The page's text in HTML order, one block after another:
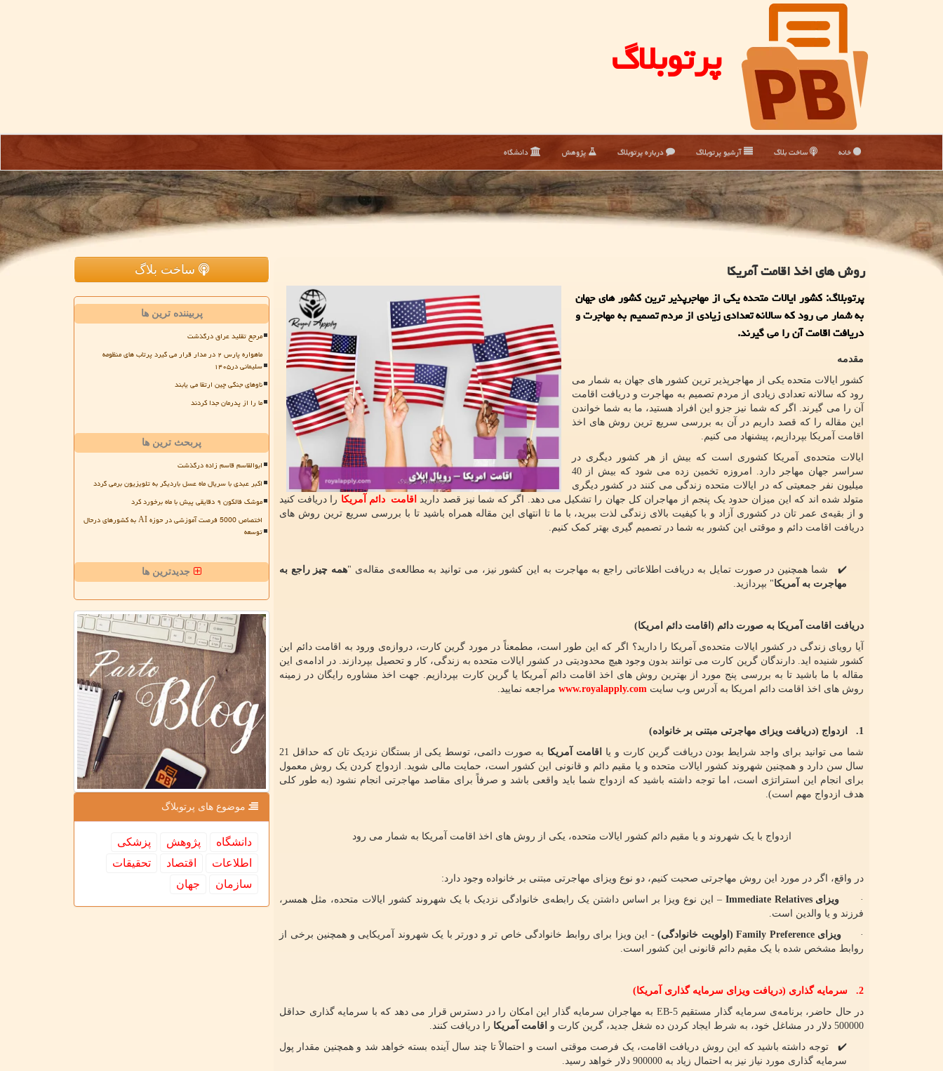
پرتوبلاگ
خانه ساخت بلاگ آرشیو پرتوبلاگ درباره پرتوبلاگ پژوهش دانشگاه
روش های اخذ اقامت آمریکا
پرتوبلاگ: کشور ایالات متحده یکی از مهاجر‌پذیر ترین کشور های جهان
به شمار می رود که سالانه تعدادی زیادی از مردم تصمیم به مهاجرت و
دریافت اقامت آن را می گیرند.
مقدمه
کشور ایالات متحده یکی از مهاجر‌پذیر ترین کشور های جهان به شمار می
رود که سالانه تعدادی زیادی از مردم تصمیم به مهاجرت و دریافت اقامت
آن را می گیرند. اگر که شما نیز جزو این افراد هستید، ما به شما خواندن
این مقاله را که قصد داریم در آن به بررسی سریع ترین روش های اخذ
اقامت آمریکا بپردازیم، پیشنهاد می کنیم.
ایالات متحده‌ی آمریکا کشوری است که بیش از هر کشور دیگری در
سراسر جهان مهاجر دارد. امروزه تخمین زده می شود که بیش از 40
میلیون نفر جمعیتی که در ایالات متحده زندگی می کنند در کشور دیگری
متولد شده اند که این میزان حدود یک پنجم از مهاجران کل جهان را تشکیل می دهد. اگر که شما نیز قصد دارید اقامت دائم آمریکا را دریافت کنید
و از بقیه‌ی عمر تان در کشوری آزاد و با کیفیت بالای زندگی لذت ببرید، با ما تا انتهای این مقاله همراه باشید تا با بررسی سریع ترین روش های
دریافت اقامت دائم و موقتی این کشور به شما در تصمیم گیری بهتر کمک کنیم.
✔️ شما همچنین در صورت تمایل به دریافت اطلاعاتی راجع به مهاجرت به این کشور نیز، می توانید به مطالعه‌ی مقاله‌ی "همه چیز راجع به
مهاجرت به آمریکا" بپردازید.
دریافت اقامت آمریکا به صورت دائم (اقامت دائم امریکا)
آیا رویای زندگی در کشور ایالات متحده‌ی آمریکا را دارید؟ اگر که این طور است، مطمعناً در مورد گرین کارت، دروازه‌ی ورود به اقامت دائم این
کشور شنیده اید. دارندگان گرین کارت می توانند بدون وجود هیچ محدودیتی در کشور ایالات متحده به زندگی، کار و تحصیل بپردازند. در ادامه‌ی این
مقاله با ما باشید تا به بررسی پنج مورد از بهترین روش های اخذ اقامت دائم آمریکا یا گرین کارت بپردازیم. جهت اخذ مشاوره رایگان در زمینه
روش های اخذ اقامت دائم امریکا به آدرس وب سایت www.royalapply.com مراجعه نمایید.
1. ازدواج (دریافت ویزای مهاجرتی مبتنی بر خانواده)
شما می توانید برای واجد شرایط بودن دریافت گرین کارت و یا
اقامت آمریکا
به صورت دائمی، توسط یکی از بستگان نزدیک تان که حداقل 21
سال سن دارد و همچنین شهروند کشور ایالات متحده و یا مقیم دائم و قانونی این کشور است، حمایت مالی شوید. ازدواج کردن یک روش معمول
برای انجام این استراتژی است، اما توجه داشته باشید که ازدواج شما باید واقعی باشد و صرفاً برای مقاصد مهاجرتی انجام نشود (به طور کلی
هدف ازدواج مهم است).
ازدواج با یک شهروند و یا مقیم دائم کشور ایالات متحده، یکی از روش های اخذ اقامت آمریکا به شمار می رود
در واقع، اگر در مورد این روش مهاجرتی صحبت کنیم، دو نوع ویزای مهاجرتی مبتنی بر خانواده وجود دارد:
· ویزایImmediate Relatives – این نوع ویزا بر اساس داشتن یک رابطه‌ی خانوادگی نزدیک با یک شهروند کشور ایالات متحده، مثل همسر،
فرزند و یا والدین است.
· ویزایFamily Preference (اولویت خانوادگی) - این ویزا برای روابط خانوادگی خاص تر و دورتر با یک شهروند آمریکایی و همچنین برخی از
روابط مشخص شده با یک مقیم دائم قانونی این کشور است.
2. سرمایه گذاری (دریافت ویزای سرمایه گذاری آمریکا)
در حال حاضر، برنامه‌ی سرمایه گذار مستقیمEB-5 به مهاجران سرمایه گذار این امکان را در دسترس قرار می دهد که با سرمایه گذاری حداقل
500000 دلار در مشاغل خود، به شرط ایجاد کردن ده شغل جدید، گرین کارت و
اقامت آمریکا را دریافت کنند.
✔️ توجه داشته باشید که این روش دریافت اقامت، یک فرصت موقتی است و احتمالاً تا چند سال آینده بسته خواهد شد و همچنین مقدار پول
سرمایه گذاری مورد نیاز نیز به احتمال زیاد به 900000 دلار خواهد رسید.
ساخت بلاگ
پربیننده ترین ها
مرجع تقلید عراق درگذشت
ماهواره پارس ۲ در مدار قرار می گیرد پرتاب های منظومه
سلیمانی در۱۴۰۵
ناوهای جنگی چین ارتقا می یابند
ما را از پدرمان جدا کردند
پربحث ترین ها
ابوالقاسم قاسم زاده درگذشت
اکبر عبدی با سریال ماه عسل باردیگر به تلویزیون برمی گردد
موشک فالکون ۹ دقایقی پیش با ماه برخورد کرد
اختصاص 5000 فرصت آموزشی در حوزه AI به کشورهای درحال
توسعه
جدیدترین ها
موضوع های پرتوبلاگ
دانشگاه پژوهش
پزشكی
اطلاعات
اقتصاد
تحقیقات
سازمان
جهان